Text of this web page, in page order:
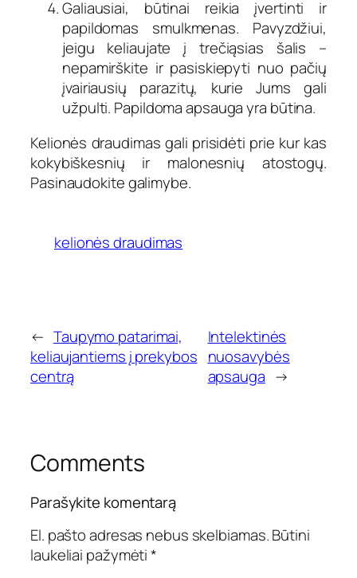
Galiausiai, būtinai reikia įvertinti ir
papildomas smulkmenas. Pavyzdžiui,
jeigu keliaujate į trečiąsias šalis –
nepamirškite ir pasiskiepyti nuo pačių
įvairiausių parazitų, kurie Jums gali
užpulti. Papildoma apsauga yra būtina.
Kelionės draudimas gali prisidėti prie kur kas
kokybiškesnių ir malonesnių atostogų.
Pasinaudokite galimybe.
kelionės draudimas
← Taupymo patarimai,
keliaujantiems į prekybos
centrą
Intelektinės
nuosavybės
apsauga →
Comments
Parašykite komentarą
El. pašto adresas nebus skelbiamas.Būtini
laukeliai pažymėti*